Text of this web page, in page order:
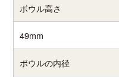
ボウル高さ
49mm
ボウルの内径